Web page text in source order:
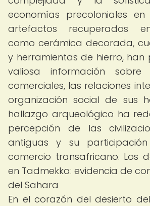
economías precoloniales
artefactos recuperados
como cerámica decorada,
y herramientas de hierro,
valiosa información
comerciales, las relaciones
organización social de sus
hallazgo arqueológico ha
percepción de las
antiguas y su
comercio transafricano. Los
en Tadmekka: evidencia de
del Sahara
En el corazón del desierto